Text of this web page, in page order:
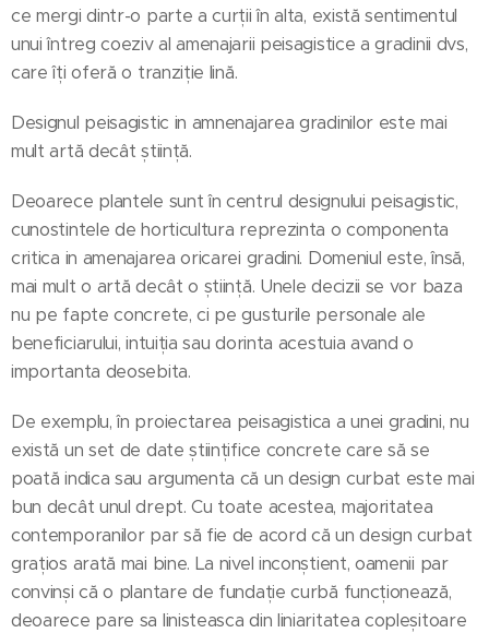
ce mergi dintr-o parte a curții în alta, există sentimentul
unui întreg coeziv al amenajarii peisagistice a gradinii dvs,
care îți oferă o tranziție lină.
Designul peisagistic in amnenajarea gradinilor este mai
mult artă decât știință.
Deoarece plantele sunt în centrul designului peisagistic,
cunostintele de horticultura reprezinta o componenta
critica in amenajarea oricarei gradini. Domeniul este, însă,
mai mult o artă decât o știință. Unele decizii se vor baza
nu pe fapte concrete, ci pe gusturile personale ale
beneficiarului, intuiția sau dorinta acestuia avand o
importanta deosebita.
De exemplu, în proiectarea peisagistica a unei gradini, nu
există un set de date științifice concrete care să se
poată indica sau argumenta că un design curbat este mai
bun decât unul drept. Cu toate acestea, majoritatea
contemporanilor par să fie de acord că un design curbat
grațios arată mai bine. La nivel inconștient, oamenii par
convinși că o plantare de fundație curbă funcționează,
deoarece pare sa linisteasca din liniaritatea copleșitoare